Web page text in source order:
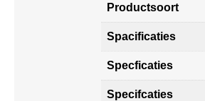
Productsoort
Spacificaties
Specficaties
Specifcaties